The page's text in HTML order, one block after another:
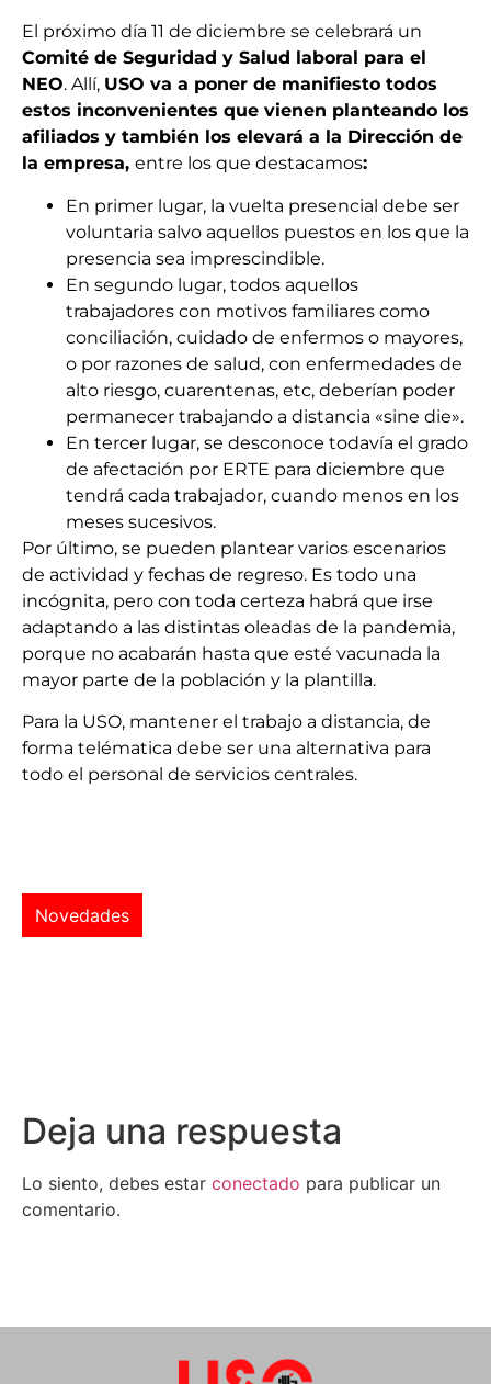
El próximo día 11 de diciembre se celebrará un
Comité de Seguridad y Salud laboral para el
NEO. Allí, USO va a poner de manifiesto todos
estos inconvenientes que vienen planteando los
afiliados y también los elevará a la Dirección de
la empresa, entre los que destacamos:
En primer lugar, la vuelta presencial debe ser
voluntaria salvo aquellos puestos en los que la
presencia sea imprescindible.
En segundo lugar, todos aquellos
trabajadores con motivos familiares como
conciliación, cuidado de enfermos o mayores,
o por razones de salud, con enfermedades de
alto riesgo, cuarentenas, etc, deberían poder
permanecer trabajando a distancia «sine die».
En tercer lugar, se desconoce todavía el grado
de afectación por ERTE para diciembre que
tendrá cada trabajador, cuando menos en los
meses sucesivos.
Por último, se pueden plantear varios escenarios
de actividad y fechas de regreso. Es todo una
incógnita, pero con toda certeza habrá que irse
adaptando a las distintas oleadas de la pandemia,
porque no acabarán hasta que esté vacunada la
mayor parte de la población y la plantilla.
Para la USO, mantener el trabajo a distancia, de
forma telématica debe ser una alternativa para
todo el personal de servicios centrales.
Novedades
Deja una respuesta
Lo siento, debes estar conectado para publicar un
comentario.